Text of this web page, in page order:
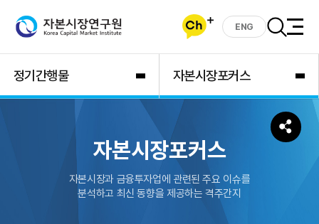
ENG
정기간행물 자본시장포커스
자본시장포커스
자본시장과 금융투자업에 관련된 주요 이슈를
분석하고 최신 동향을 제공하는 격주간지